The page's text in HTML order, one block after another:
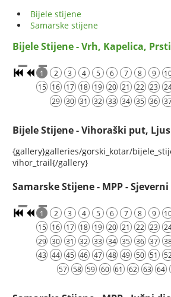
Bijele stijene
Samarske stijene
Bijele Stijene - Vrh, Kapelica, Prsti
1 2 3 4 5 6 7 8 9
15
16 17 18 19 20 21 22 23
29
30 31 32 33 34 35 36
Bijele Stijene - Vihoraški put,
{gallery}galleries/gorski_kotar/
vihor_trail{/gallery}
Samarske Stijene - MPP -
1 2 3 4 5 6 7 8 9
15
16 17 18 19 20 21 22 23
29
30 31 32 33 34 35 36 37
43
44 45 46 47 48 49 50 51
57
58 59 60 61 62 63 64